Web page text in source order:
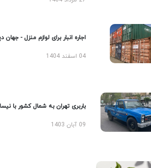
اجاره انبار برای لوازم منزل - جهان دپو
04 اسفند 1404
باربری تهران به شمال کشور با نیسان
09 آبان 1403